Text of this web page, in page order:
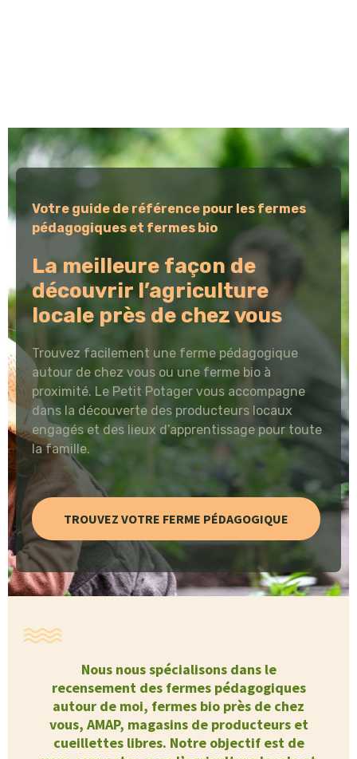
Votre guide de référence pour les fermes
pédagogiques et fermes bio
La meilleure façon de
découvrir l’agriculture
locale près de chez vous
Trouvez facilement une ferme pédagogique
autour de chez vous ou une ferme bio à
proximité. Le Petit Potager vous accompagne
dans la découverte des producteurs locaux
engagés et des lieux d’apprentissage pour toute
la famille.
TROUVEZ VOTRE FERME PÉDAGOGIQUE
Nous nous spécialisons dans le
recensement des fermes pédagogiques
autour de moi, fermes bio près de chez
vous, AMAP, magasins de producteurs et
cueillettes libres. Notre objectif est de